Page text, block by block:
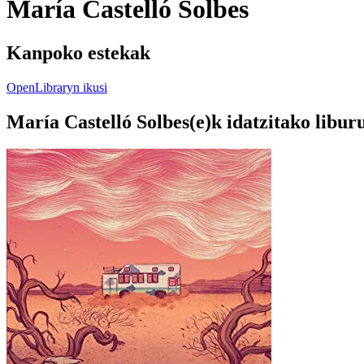
María Castelló Solbes
Kanpoko estekak
OpenLibraryn ikusi
María Castelló Solbes(e)k idatzitako